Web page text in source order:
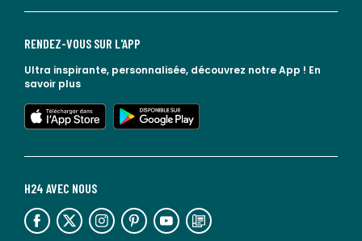
H24 AVEC NOUS
lien vers l'espace réseaux sociaux lien vers l'espace réseaux sociaux lien vers l'espace réseaux sociaux lien vers l'espace réseaux sociaux lien vers l'espace réseaux sociaux lien vers le blog la redoute
RENDEZ-VOUS SUR L'APP
Ultra inspirante, personnalisée, découvrez notre App ! En
savoir plus
lien vers l'app store
lien vers google play